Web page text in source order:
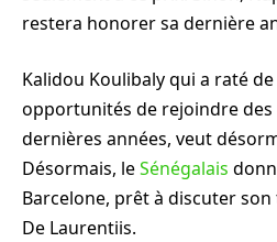
restera honorer sa dernière
Kalidou Koulibaly qui a raté
opportunités de rejoindre des
dernières années, veut
Désormais, leSénégalais
Barcelone, prêt à discuter
De Laurentiis.